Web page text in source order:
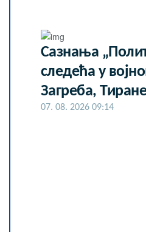
Сазнања
следећа у
Загреба,
07. 08. 2026 09:14